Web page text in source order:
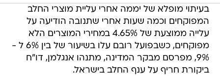
בעיתוי מופלא של יממה אחרי עליית מוצרי החלב
המפוקחים וכמה שעות אחרי שתנובה הודיעה על
עלייה ממוצעת של 4.65% במחירי המוצרים הלא
מפוקחים, כשבפועל רובם עלו בשיעור של בין 6% ל -
9%, מפרסם מבקר המדינה, מתנהו אנגלמן, דו"ח
ביקורת חריף על ענף החלב בישראל.